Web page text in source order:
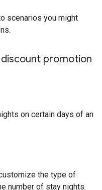
scenarios you might
promotion
on certain days of an
the type of
number of stay nights.